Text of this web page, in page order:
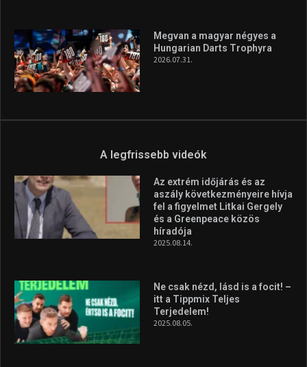
Megvan a magyar négyes a
Hungarian Darts Trophyra
2026.07.31.
A legfrissebb videók
Az extrém időjárás és az
aszály következményeire hívja
fel a figyelmet Litkai Gergely
és a Greenpeace közös
híradója
2025.08.14.
Ne csak nézd, lásd is a focit! –
itt a Tippmix Teljes
Terjedelem!
2025.08.05.